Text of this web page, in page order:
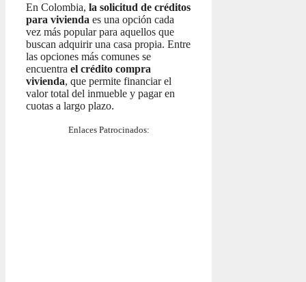
En Colombia, la solicitud de créditos
para vivienda es una opción cada
vez más popular para aquellos que
buscan adquirir una casa propia. Entre
las opciones más comunes se
encuentra el crédito compra
vivienda, que permite financiar el
valor total del inmueble y pagar en
cuotas a largo plazo.
Enlaces Patrocinados: